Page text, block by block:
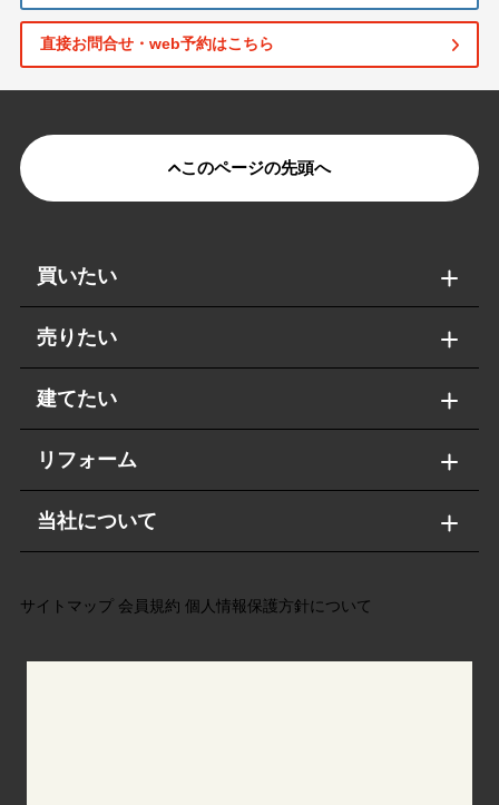
直接お問合せ・web予約はこちら
このページの先頭へ
買いたい
売りたい
建てたい
リフォーム
当社について
サイトマップ 会員規約 個人情報保護方針について